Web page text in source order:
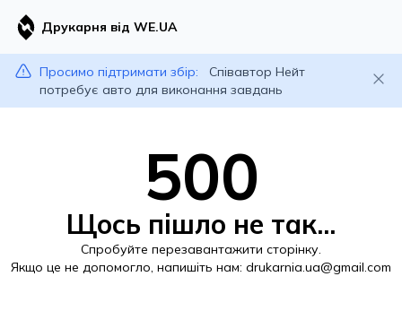
Друкарня від WE.UA
Просимо підтримати збір:
Співавтор Нейт
потребує авто для виконання завдань
500
Щось пішло не так...
Спробуйте перезавантажити сторінку.
Якщо це не допомогло, напишіть нам: drukarnia.ua@gmail.com